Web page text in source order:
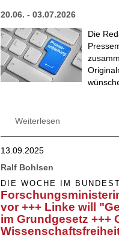
20.06. - 03.07.2026
Die
Weiterlesen
13.09.2025
Ralf Bohlsen
DIE WOCHE IM
vor +++ Linke will
im Grundgesetz +++